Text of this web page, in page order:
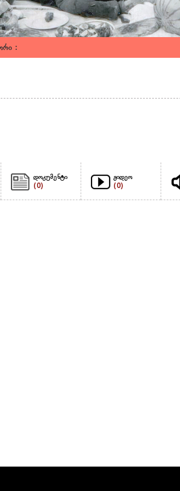
:
დოკუმენტი
(0)
ვიდეო
(0)